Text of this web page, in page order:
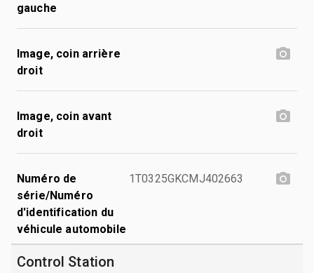
gauche
Image, coin arrière
droit
Image, coin avant
droit
Numéro de
série/Numéro
d'identification du
véhicule automobile
1T0325GKCMJ402663
Control Station